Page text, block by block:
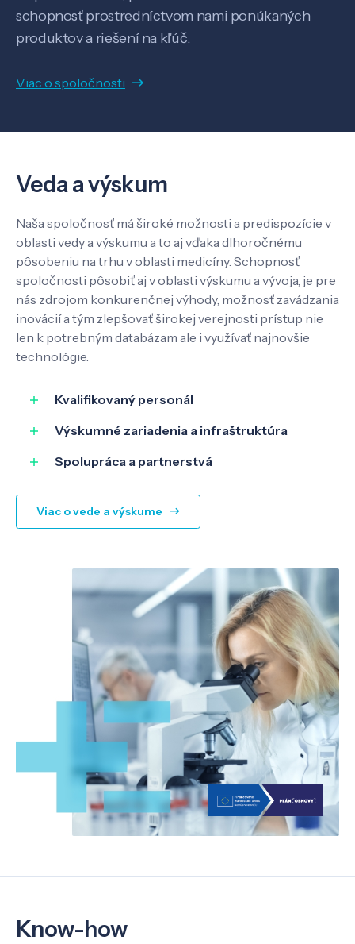
Know-how
schopnosť prostredníctvom nami ponúkaných
produktov a riešení na kľúč.
Viac o spoločnosti
Veda a výskum
Naša spoločnosť má široké možnosti a predispozície v
oblasti vedy a výskumu a to aj vďaka dlhoročnému
pôsobeniu na trhu v oblasti medicíny. Schopnosť
spoločnosti pôsobiť aj v oblasti výskumu a vývoja, je pre
nás zdrojom konkurenčnej výhody, možnosť zavádzania
inovácií a tým zlepšovať širokej verejnosti prístup nie
len k potrebným databázam ale i využívať najnovšie
technológie.
Kvalifikovaný personál
Výskumné zariadenia a infraštruktúra
Spolupráca a partnerstvá
Viac o vede a výskume
Know-how